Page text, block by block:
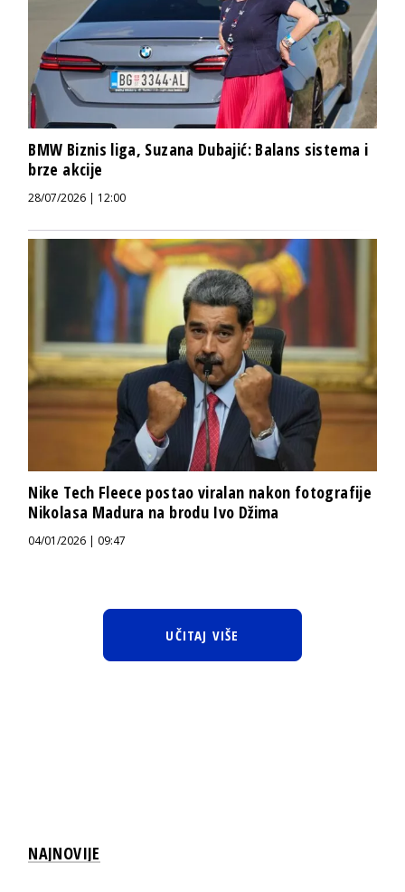
BMW Biznis liga, Suzana Dubajić: Balans sistema i
brze akcije
28/07/2026 | 12:00
Nike Tech Fleece postao viralan nakon fotografije
Nikolasa Madura na brodu Ivo Džima
04/01/2026 | 09:47
UČITAJ VIŠE
NAJNOVIJE